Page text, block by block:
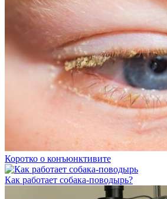
Коротко о конъюнктивите
Как работает собака-поводырь?